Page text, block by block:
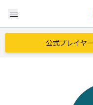
menu
公式プレイヤ